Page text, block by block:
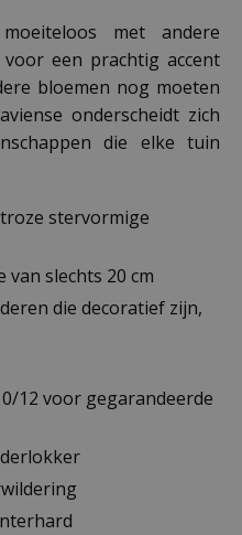
met andere
een prachtig accent
bloemen nog moeten
onderscheidt zich
die elke tuin
stervormige
slechts 20 cm
die decoratief zijn,
12 voor gegarandeerde